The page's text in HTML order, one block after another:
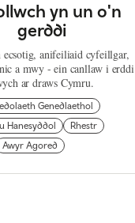
yn un o'n
gerddi
ecsotig, anifeiliaid cyfeillgar,
a mwy - ein canllaw i erddi
ar draws Cymru.
Genedlaethol
Hanesyddol
Rhestr
Awyr Agored